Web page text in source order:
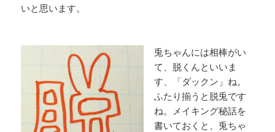
いと思います。
兎ちゃんには相棒がい
て、脱くんといいま
す、「ダックン」ね。
ふたり揃うと脱兎です
ね。メイキング秘話を
書いておくと、兎ちゃ